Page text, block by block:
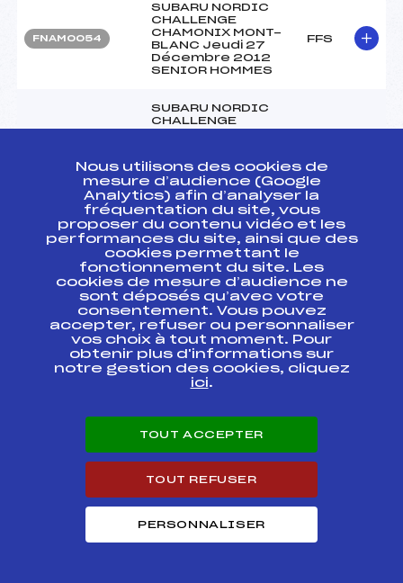
FNAM0054
SUBARU NORDIC
CHALLENGE
CHAMONIX MONT-
BLANC Jeudi 27
Décembre 2012
SENIOR HOMMES
FFS
SUBARU NORDIC
CHALLENGE
CHAMONIX MONT-
BLANC
FMJM0032.FFS
CHAMPIONNAT
REGIONAL SPRINT
FFS
FIS0071.FFS
COUPE
CONTINENTALE
FFS
FIS0066.FFS
COUPE
CONTINENTALE
FFS
COUPE
CONTINENTALE KO
COUPE
FNAM0034.FFS
SUBARU NORDIC
CHALLENGE FFS 1
FFS
Nous utilisons des cookies de
mesure d’audience (Google
Analytics) afin d’analyser la
fréquentation du site, vous
proposer du contenu vidéo et les
performances du site, ainsi que des
cookies permettant le
fonctionnement du site. Les
cookies de mesure d’audience ne
sont déposés qu’avec votre
consentement. Vous pouvez
accepter, refuser ou personnaliser
vos choix à tout moment. Pour
obtenir plus d'informations sur
notre gestion des cookies, cliquez
ici.
TOUT ACCEPTER
TOUT REFUSER
PERSONNALISER